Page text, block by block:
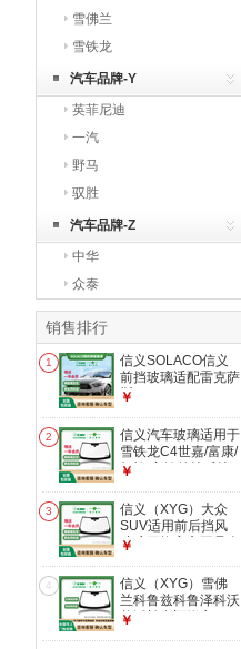
雪佛兰
雪铁龙
汽车品牌-Y
英菲尼迪
一汽
野马
驭胜
汽车品牌-Z
中华
众泰
销售排行
1
信义SOLACO信义
前挡玻璃适配雷克萨
斯CT200H/ES
换 ES系2013-2015
款 前挡玻璃安装
￥
2
信义汽车玻璃适用于
雪铁龙C4世嘉/富康/
凯旋/塞纳前挡后挡
前挡玻璃安装
￥
3
信义（XYG）大众
SUV适用前后挡风
玻璃更换官方正品全
前挡
￥
4
信义（XYG）雪佛
兰科鲁兹科鲁泽科沃
兹沃兰多迈锐宝XL
￥